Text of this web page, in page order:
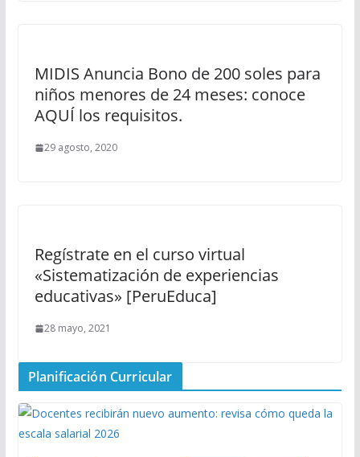
MIDIS Anuncia Bono de 200 soles para
niños menores de 24 meses: conoce
AQUÍ los requisitos.
29 agosto, 2020
Regístrate en el curso virtual
«Sistematización de experiencias
educativas» [PeruEduca]
28 mayo, 2021
Planificación Curricular